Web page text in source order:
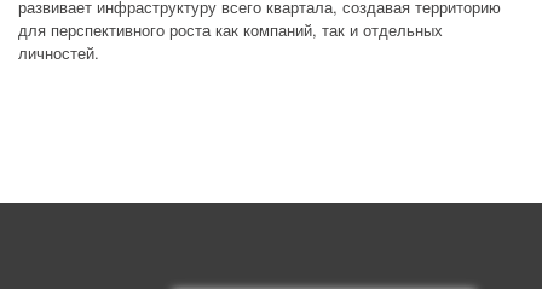
развивает инфраструктуру всего квартала, создавая территорию
для перспективного роста как компаний, так и отдельных
личностей.